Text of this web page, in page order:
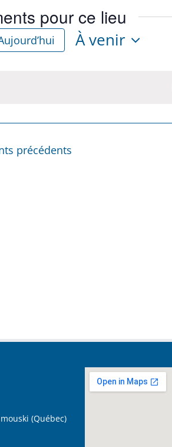
pour ce lieu
À venir
précédents
(Québec)